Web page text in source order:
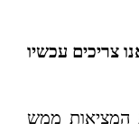
צריכים עכשיו
המציאות ממש